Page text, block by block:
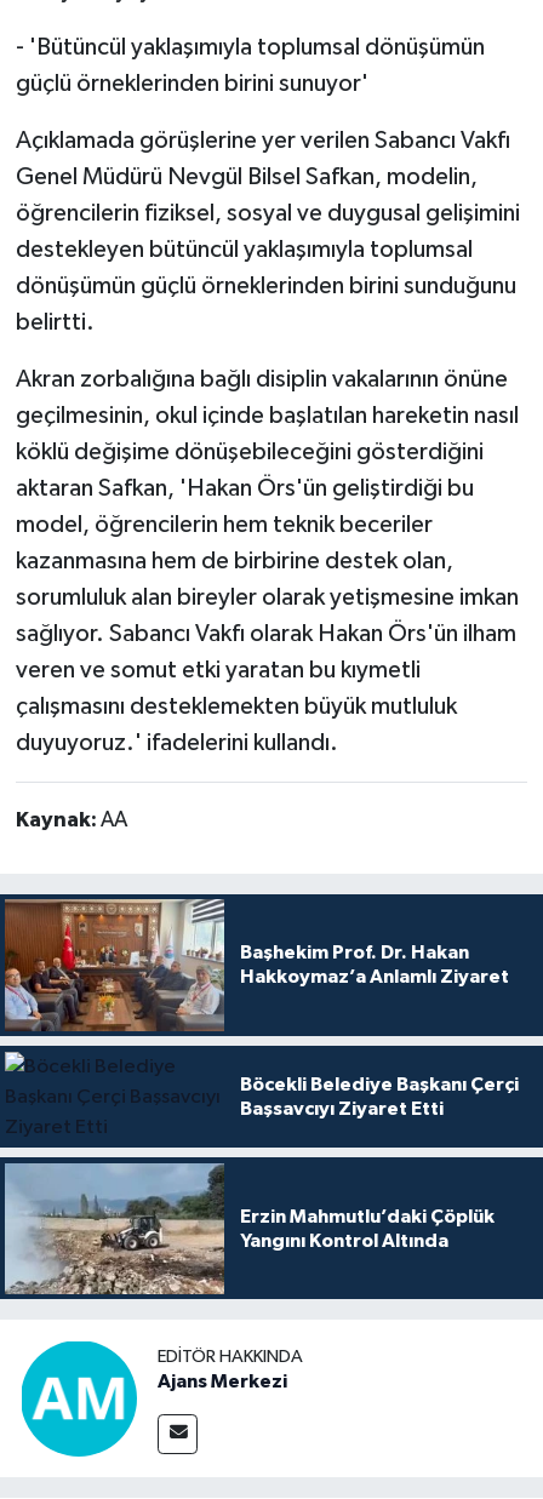
- 'Bütüncül yaklaşımıyla toplumsal dönüşümün
güçlü örneklerinden birini sunuyor'
Açıklamada görüşlerine yer verilen Sabancı Vakfı
Genel Müdürü Nevgül Bilsel Safkan, modelin,
öğrencilerin fiziksel, sosyal ve duygusal gelişimini
destekleyen bütüncül yaklaşımıyla toplumsal
dönüşümün güçlü örneklerinden birini sunduğunu
belirtti.
Akran zorbalığına bağlı disiplin vakalarının önüne
geçilmesinin, okul içinde başlatılan hareketin nasıl
köklü değişime dönüşebileceğini gösterdiğini
aktaran Safkan, 'Hakan Örs'ün geliştirdiği bu
model, öğrencilerin hem teknik beceriler
kazanmasına hem de birbirine destek olan,
sorumluluk alan bireyler olarak yetişmesine imkan
sağlıyor. Sabancı Vakfı olarak Hakan Örs'ün ilham
veren ve somut etki yaratan bu kıymetli
çalışmasını desteklemekten büyük mutluluk
duyuyoruz.' ifadelerini kullandı.
Kaynak: AA
Başhekim Prof. Dr. Hakan
Hakkoymaz’a Anlamlı Ziyaret
Böcekli Belediye Başkanı Çerçi
Başsavcıyı Ziyaret Etti
Erzin Mahmutlu’daki Çöplük
Yangını Kontrol Altında
EDITÖR HAKKINDA
Ajans Merkezi